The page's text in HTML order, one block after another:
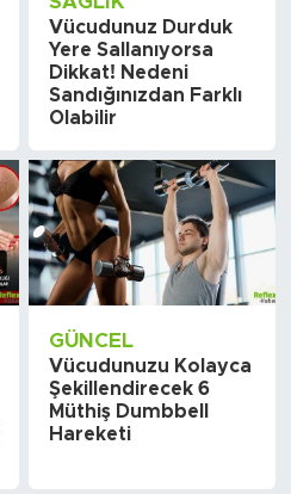
Vücudunuz Durduk
Yere Sallanıyorsa
Dikkat! Nedeni
Sandığınızdan Farklı
Olabilir
GÜNCEL
Vücudunuzu Kolayca
Şekillendirecek 6
Müthiş Dumbbell
Hareketi